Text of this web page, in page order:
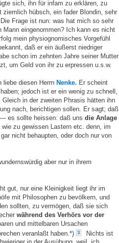
sich, ihn für infam zu erklären, zu
ziemlich hübsch, ein fader Blondin, sehr
Frage ist nun: was hat mich so sehr
eingenommen? Ich kann es nicht
mein physiognomisches Vorgefühl
daß er ein äußerst niedriger
schon im zehnten Jahre seiner Mutter
um Geld von ihr zu erpressen u.s.w.
liebe diesen HerrnNenke. Er scheint
jedoch ist er ein wenig zu schnell,
in der zweiten Phrasis hätten ihn
nach, berichtigen sollen. Er sagt; daß
— es sollte heissen: daß uns die Anlage
zu gewissen Lastern etc. denn, im
nicht behaupten, oder doch nur von
aber nur in ihrem
gut, nur eine Kleinigkeit liegt ihr im
mit Philosophen zu bevölkern, und
sollten, zu vermögen, daß sie sich
während des Verhörs vor der
und mittelbaren Ursachen
veranlaßt haben.*)
3
Nichts ist